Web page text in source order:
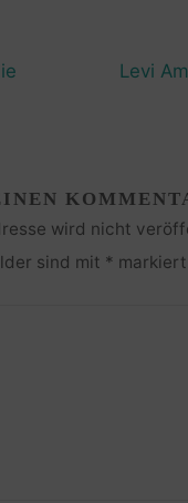
Levi
wird nicht
sind mit * markiert